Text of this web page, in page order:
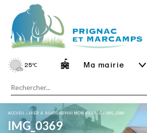
25℃ Ma mairie
ACCUEIL » HIER & AUJOURD’HUI MON VILLAGE » IMG_0369
IMG_0369